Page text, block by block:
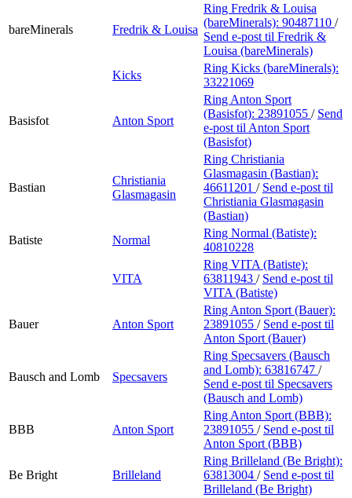
bareMinerals Fredrik & Louisa
Ring Fredrik & Louisa
(bareMinerals): 90487110 /
Send e-post til Fredrik &
Louisa (bareMinerals)
Kicks
Ring Kicks (bareMinerals):
33221069
Basisfot Anton Sport
Ring Anton Sport
(Basisfot): 23891055 / Send
e-post til Anton Sport
(Basisfot)
Bastian
Christiania
Glasmagasin
Ring Christiania
Glasmagasin (Bastian):
46611201 / Send e-post til
Christiania Glasmagasin
(Bastian)
Batiste
Normal
Ring Normal (Batiste):
40810228
VITA
Ring VITA (Batiste):
63811943 / Send e-post til
VITA (Batiste)
Bauer Anton Sport
Ring Anton Sport (Bauer):
23891055 / Send e-post til
Anton Sport (Bauer)
Bausch and Lomb Specsavers
Ring Specsavers (Bausch
and Lomb): 63816747 /
Send e-post til Specsavers
(Bausch and Lomb)
BBB Anton Sport
Ring Anton Sport (BBB):
23891055 / Send e-post til
Anton Sport (BBB)
Be Bright Brilleland
Ring Brilleland (Be Bright):
63813004 / Send e-post til
Brilleland (Be Bright)